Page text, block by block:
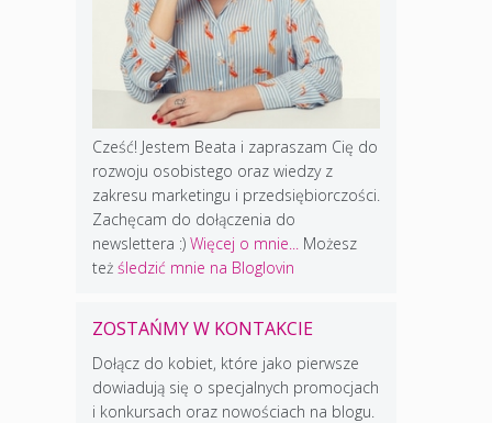
Cześć! Jestem Beata i zapraszam Cię do
rozwoju osobistego oraz wiedzy z
zakresu marketingu i przedsiębiorczości.
Zachęcam do dołączenia do
newslettera :) Więcej o mnie...
Możesz
też śledzić mnie na Bloglovin
ZOSTAŃMY W KONTAKCIE
Dołącz do kobiet, które jako pierwsze
dowiadują się o specjalnych promocjach
i konkursach oraz nowościach na blogu.